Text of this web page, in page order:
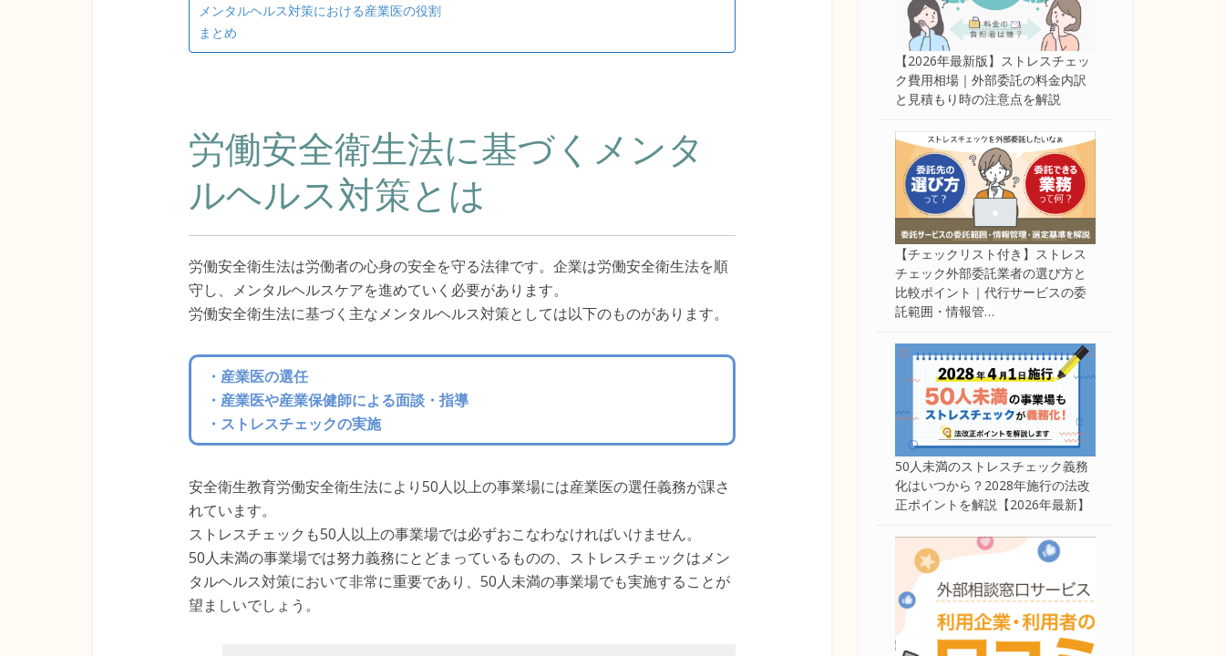
メンタルヘルス対策における産業医の役割
まとめ
労働安全衛生法に基づくメンタ
ルヘルス対策とは
労働安全衛生法は労働者の心身の安全を守る法律です。企業は労働安全衛生法を順
守し、メンタルヘルスケアを進めていく必要があります。
労働安全衛生法に基づく主なメンタルヘルス対策としては以下のものがあります。
・産業医の選任
・産業医や産業保健師による面談・指導
・ストレスチェックの実施
安全衛生教育労働安全衛生法により50人以上の事業場には産業医の選任義務が課さ
れています。
ストレスチェックも50人以上の事業場では必ずおこなわなければいけません。
50人未満の事業場では努力義務にとどまっているものの、ストレスチェックはメン
タルヘルス対策において非常に重要であり、50人未満の事業場でも実施することが
望ましいでしょう。
【2026年最新版】ストレスチェッ
ク費用相場｜外部委託の料金内訳
と見積もり時の注意点を解説
【チェックリスト付き】ストレス
チェック外部委託業者の選び方と
比較ポイント｜代行サービスの委
託範囲・情報管…
50人未満のストレスチェック義務
化はいつから？2028年施行の法改
正ポイントを解説【2026年最新】